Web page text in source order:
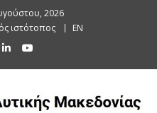
2026
ιστότοπος EN